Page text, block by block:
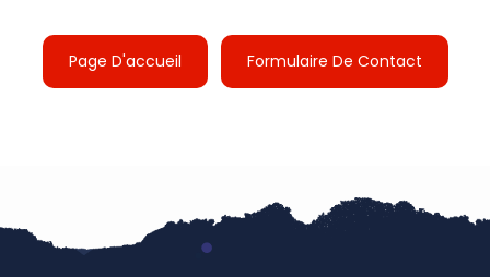
Page D'accueil Formulaire De Contact